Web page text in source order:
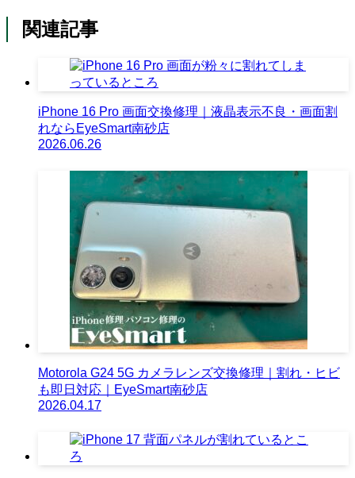
関連記事
iPhone 16 Pro 画面交換修理｜液晶表示不良・画面割
れならEyeSmart南砂店
2026.06.26
Motorola G24 5G カメラレンズ交換修理｜割れ・ヒビ
も即日対応｜EyeSmart南砂店
2026.04.17